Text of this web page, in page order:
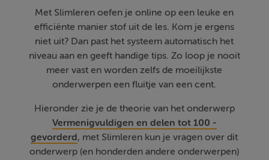
Met Slimleren oefen je online op een leuke en
efficiënte manier stof uit de les. Kom je ergens
niet uit? Dan past het systeem automatisch het
niveau aan en geeft handige tips. Zo loop je nooit
meer vast en worden zelfs de moeilijkste
onderwerpen een fluitje van een cent.
Hieronder zie je de theorie van het onderwerp
Vermenigvuldigen en delen tot 100 -
gevorderd, met Slimleren kun je vragen over dit
onderwerp (en honderden andere onderwerpen)